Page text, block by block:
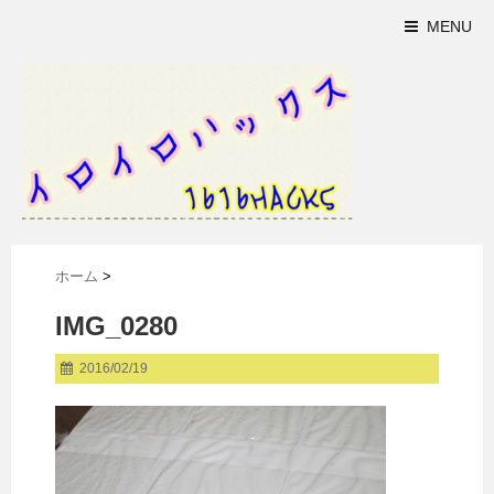
MENU
ホーム >
IMG_0280
2016/02/19